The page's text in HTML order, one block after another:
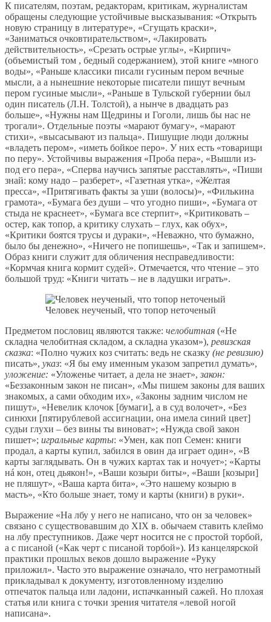
К писателям, поэтам, редакторам, критикам, журналистам
обращены следующие устойчивые высказывания: «Открыть
новую страницу в литературе», «Сгущать краски»,
«Заниматься очковтирательством», «Лакировать
действительность», «Срезать острые углы», «Кирпич»
(объемистый том , бедный содержанием), этой книге «много
воды», «Раньше классики писали гусиным пером вечные
мысли, а а нынешние некоторые писатели пишут вечным
пером гусиные мысли», «Раньше в Тульской губернии был
один писатель (Л.Н. Толстой), а нынче в двадцать раз
больше», «Нужны нам Щедрины и Гоголи, лишь бы нас не
трогали». Отдельные поэты «марают бумагу», «марают
стихи», «высасывают из пальца». Пишущие люди должны
«владеть пером», «иметь бойкое перо». У них есть «товарищи
по перу». Устойчивы выражения «Проба пера», «Вышли из-
под его пера», «Сперва научись запятые расставлять», «Пиши
знай: кому надо – разберет», «Газетная утка», «Желтая
пресса», «Притягивать факты за уши (волосы)», «Филькина
грамота», «Бумага без души – что угодно пиши», «Бумага от
стыда не краснеет», «Бумага все стерпит», «Критиковать –
остер, как топор, а критику слухать – глух, как обух»,
«Критики боятся трусы и дураки», «Неважно, что бумажно,
было бы денежно», «Ничего не попишешь», «Так и запишем».
Образ книги служит для обличения несправедливости:
«Кормчая книга кормит судей». Отмечается, что чтение – это
большой труд: «Книги читать – не в ладушки играть».
Человек неученый, что топор неточеный
Предметом пословиц являются также: челобитная («Не
складна челобитная складом, а складна указом»), ревизская
сказка: «Полно чужих коз считать: ведь не сказку (не ревизию)
писать», указ: «Я бы ему именным указом запретил думать»,
уложение: «Уложенье читает, а дела не знает», закон:
«Беззаконным закон не писан», «Мы пишем законы для ваших
знакомых, а сами обходим их», «Законы задним числом не
пишут», «Невелик клочок [бумаги], а в суд волочет», «Без
синюхи [пятирублевой ассигнации, она имела синий цвет]
судьи глухи – без вины ты виноват»; «Нужда свой закон
пишет»; игральные карты: «Умен, как поп Семен: книги
продал, а карты купил, забился в овин да играет один», «В
карты заглядывать. Он в чужих картах так и ночует»; «Карты
нá кон, отец дьякон!», «Ваши козыри биты», «Ваши [козыри]
не пляшут», «Ваша карта бита», «Это нашему козырю в
масть», «Кто больше знает, тому и карты (книги) в руки».
Выражение «На лбу у него не написано, что он за человек»
связано с существовавшим до XIX в. обычаем ставить клеймо
на лбу преступников. Даже черт носится не с простой торбой,
а с писаной («Как черт с писаной торбой»). Из канцелярской
практики прошлых веков дошло выражение «Руку
приложил». Часто это выражение означало, что неграмотный
прикладывал к документу, изготовленному изделию
отпечаток пальца или ладони, испачканный сажей. Но плохая
статья или книга с точки зрения читателя «левой ногой
написана».